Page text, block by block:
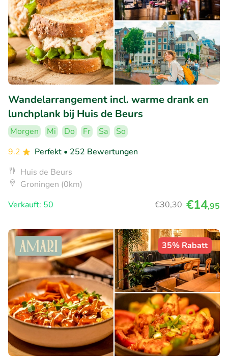
Wandelarrangement incl. warme drank en
lunchplank bij Huis de Beurs
Morgen Mi Do Fr Sa
So
9.2
Perfekt • 252 Bewertungen
Huis de Beurs
Groningen (0km)
Verkauft: 50
€30,30 €14,95
35% Rabatt